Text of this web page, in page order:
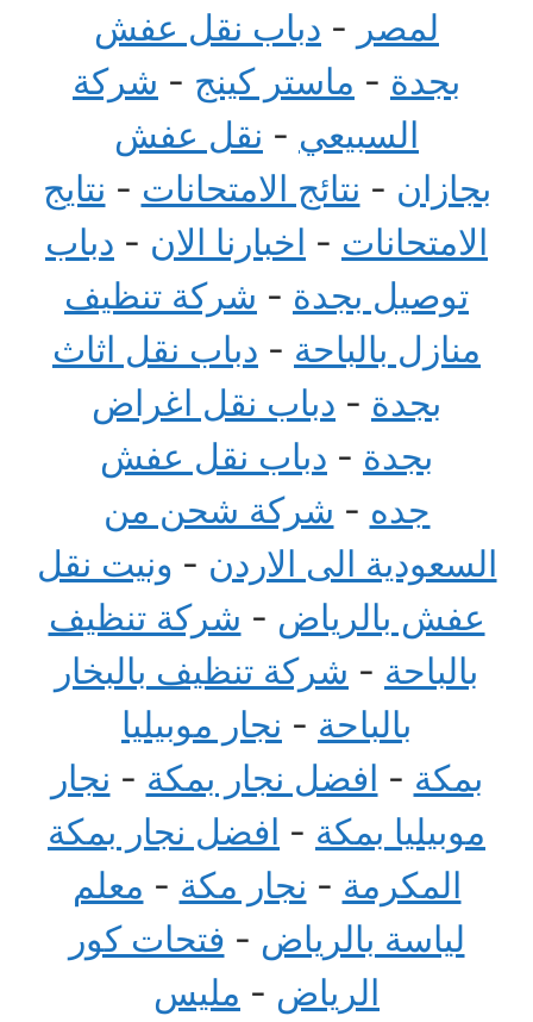
لمصر - دباب نقل عفش
بجدة - ماستر كينج - شركة
السبيعي - نقل عفش
بجازان - نتائج الامتحانات - نتايج
الامتحانات - اخبارنا الان - دباب
توصيل بجدة - شركة تنظيف
منازل بالباحة - دباب نقل اثاث
بجدة - دباب نقل اغراض
بجدة - دباب نقل عفش
جده - شركة شحن من
السعودية الى الاردن - ونيت نقل
عفش بالرياض - شركة تنظيف
بالباحة - شركة تنظيف بالبخار
بالباحة - نجار موبيليا
بمكة - افضل نجار بمكة - نجار
موبيليا بمكة - افضل نجار بمكة
المكرمة - نجار مكة - معلم
لياسة بالرياض - فتحات كور
الرياض - مليس